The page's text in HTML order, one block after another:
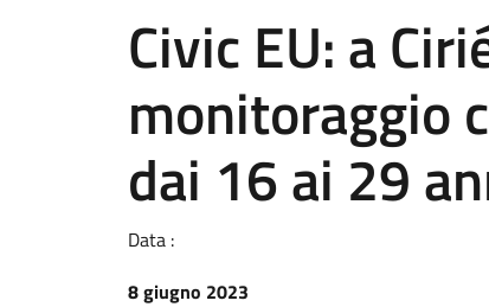
Civic EU: a
monitoraggio
dai 16 ai 29
Data :
8 giugno 2023